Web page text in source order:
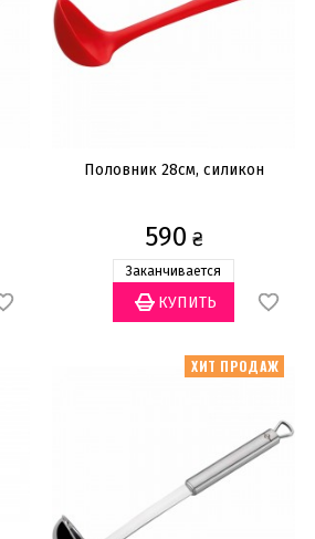
Половник 28cм, силикон
590 ₴
Заканчивается
ХИТ ПРОДАЖ